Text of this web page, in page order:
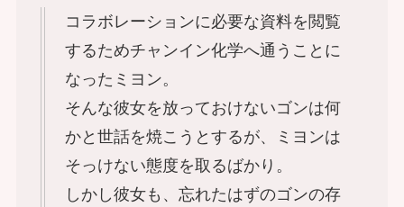
コラボレーションに必要な資料を閲覧
するためチャンイン化学へ通うことに
なったミヨン。
そんな彼女を放っておけないゴンは何
かと世話を焼こうとするが、ミヨンは
そっけない態度を取るばかり。
しかし彼女も、忘れたはずのゴンの存